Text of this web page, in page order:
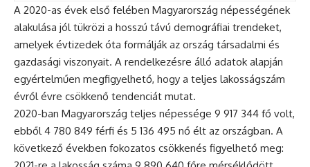
A 2020-as évek első felében Magyarország népességének
alakulása jól tükrözi a hosszú távú demográfiai trendeket,
amelyek évtizedek óta formálják az ország társadalmi és
gazdasági viszonyait. A rendelkezésre álló adatok alapján
egyértelműen megfigyelhető, hogy a teljes lakosságszám
évről évre csökkenő tendenciát mutat.
2020-ban Magyarország teljes népessége 9 917 344 fő volt,
ebből 4 780 849 férfi és 5 136 495 nő élt az országban. A
következő években fokozatos csökkenés figyelhető meg: